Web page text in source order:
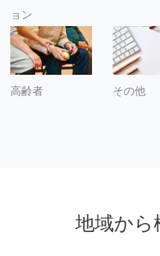
ョン
高齢者 その他
地域から